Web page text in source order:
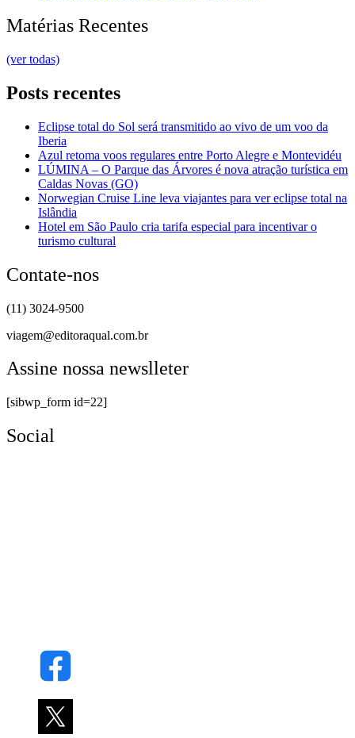
Matérias Recentes
(ver todas)
Posts recentes
Eclipse total do Sol será transmitido ao vivo de um voo da
Iberia
Azul retoma voos regulares entre Porto Alegre e Montevidéu
LÚMINA – O Parque das Árvores é nova atração turística em
Caldas Novas (GO)
Norwegian Cruise Line leva viajantes para ver eclipse total na
Islândia
Hotel em São Paulo cria tarifa especial para incentivar o
turismo cultural
Contate-nos
(11) 3024-9500
viagem@editoraqual.com.br
Assine nossa newslleter
[sibwp_form id=22]
Social